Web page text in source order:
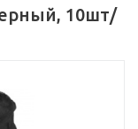
10шт/